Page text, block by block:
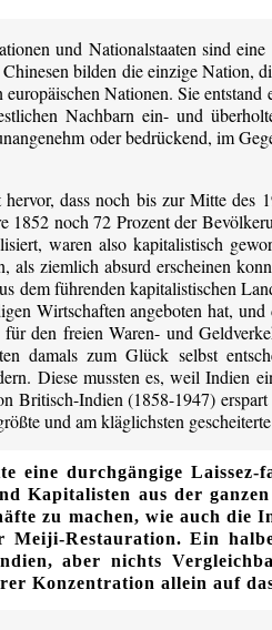
und Nationalstaaten sind
bilden die einzige Nation,
Nationen. Sie
Nachbarn ein- und
oder bedrückend, im
dass noch bis zur Mitte des
1852 noch 72 Prozent der
waren also kapitalistisch
als ziemlich absurd erscheinen
dem führenden kapitalistischen
Wirtschaften angeboten hat,
den freien Waren- und
damals zum Glück selbst
Diese mussten es, weil Indien
Britisch-Indien (1858-1947)
und am kläglichsten
eine durchgängige
Kapitalisten aus der
zu machen, wie auch die
Meiji-Restauration. Ein
aber nichts
Konzentration allein auf